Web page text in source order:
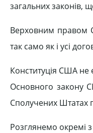
загальних законів,
Верховним правом
так само як і усі
Конституція США не
Основного закону
Сполучених Штатах
Розглянемо окремі